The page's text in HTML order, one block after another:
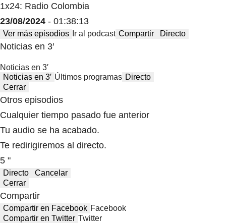
1x24: Radio Colombia
23/08/2024 - 01:38:13
Ver más episodios Ir al podcast Compartir Directo
Noticias en 3′
Noticias en 3′
Noticias en 3′ Últimos programas Directo
Cerrar
Otros episodios
Cualquier tiempo pasado fue anterior
Tu audio se ha acabado.
Te redirigiremos al directo.
5 "
Directo
Cancelar
Cerrar
Compartir
Compartir en Facebook Facebook
Compartir en Twitter Twitter